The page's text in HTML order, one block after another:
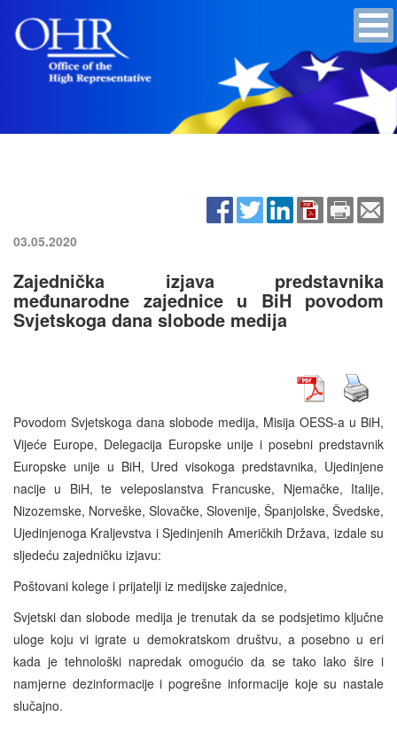
03.05.2020
Zajednička izjava predstavnika
međunarodne zajednice u BiH povodom
Svjetskoga dana slobode medija
Povodom Svjetskoga dana slobode medija, Misija OESS-a u BiH,
Vijeće Europe, Delegacija Europske unije i posebni predstavnik
Europske unije u BiH, Ured visokoga predstavnika, Ujedinjene
nacije u BiH, te veleposlanstva Francuske, Njemačke, Italije,
Nizozemske, Norveške, Slovačke, Slovenije, Španjolske, Švedske,
Ujedinjenoga Kraljevstva i Sjedinjenih Američkih Država, izdale su
sljedeću zajedničku izjavu:
Poštovani kolege i prijatelji iz medijske zajednice,
Svjetski dan slobode medija je trenutak da se podsjetimo ključne
uloge koju vi igrate u demokratskom društvu, a posebno u eri
kada je tehnološki napredak omogućio da se tako lako šire i
namjerne dezinformacije i pogrešne informacije koje su nastale
slučajno.